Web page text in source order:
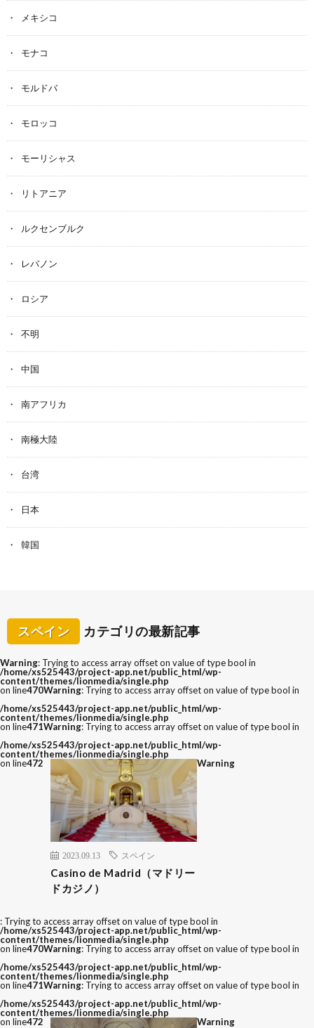
メキシコ
モナコ
モルドバ
モロッコ
モーリシャス
リトアニア
ルクセンブルク
レバノン
ロシア
不明
中国
南アフリカ
南極大陸
台湾
日本
韓国
スペイン カテゴリの最新記事
Warning: Trying to access array offset on value of type bool in
/home/xs525443/project-app.net/public_html/wp-
content/themes/lionmedia/single.php
on line470Warning: Trying to access array offset on value of type bool in
/home/xs525443/project-app.net/public_html/wp-
content/themes/lionmedia/single.php
on line471Warning: Trying to access array offset on value of type bool in
/home/xs525443/project-app.net/public_html/wp-
content/themes/lionmedia/single.php
on line472
2023.09.13 スペイン
Casino de Madrid（マドリー
ドカジノ）
Warning
: Trying to access array offset on value of type bool in
/home/xs525443/project-app.net/public_html/wp-
content/themes/lionmedia/single.php
on line470Warning: Trying to access array offset on value of type bool in
/home/xs525443/project-app.net/public_html/wp-
content/themes/lionmedia/single.php
on line471Warning: Trying to access array offset on value of type bool in
/home/xs525443/project-app.net/public_html/wp-
content/themes/lionmedia/single.php
on line472 Warning